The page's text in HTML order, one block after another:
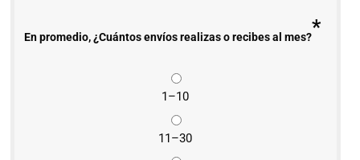
En promedio, ¿Cuántos envíos realizas o recibes al mes?*
1–10
11–30